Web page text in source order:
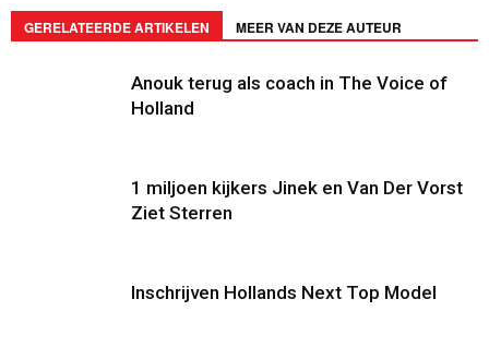
GERELATEERDE ARTIKELEN MEER VAN DEZE AUTEUR
Anouk terug als coach in The Voice of
Holland
1 miljoen kijkers Jinek en Van Der Vorst
Ziet Sterren
Inschrijven Hollands Next Top Model